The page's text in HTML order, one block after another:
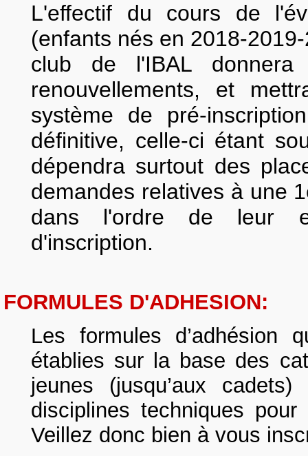
L'effectif du cours de
(enfants nés en 2018-
club de l'IBAL donnera
renouvellements, et
système de pré-
définitive, celle-ci étant
dépendra surtout des
demandes relatives à une
dans l'ordre de leur
d'inscription.
FORMULES D'ADHESION:
Les formules d’adhésion
établies sur la base des
jeunes (jusqu’aux
disciplines techniques
Veillez donc bien à vous